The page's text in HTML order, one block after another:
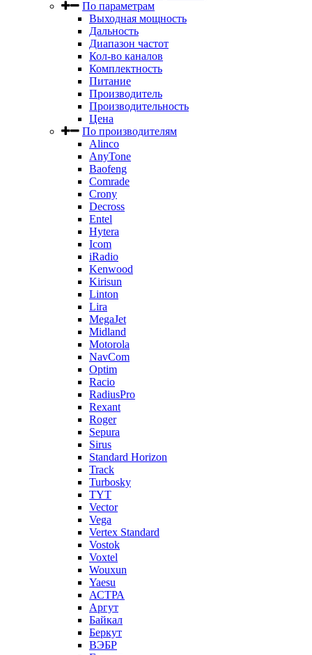
По параметрам
Выходная мощность
Дальность
Диапазон частот
Кол-во каналов
Комплектность
Питание
Производитель
Производительность
Цена
По производителям
Alinco
AnyTone
Baofeng
Comrade
Crony
Decross
Entel
Hytera
Icom
iRadio
Kenwood
Kirisun
Linton
Lira
MegaJet
Midland
Motorola
NavCom
Optim
Racio
RadiusPro
Rexant
Roger
Sepura
Sirus
Standard Horizon
Track
Turbosky
TYT
Vector
Vega
Vertex Standard
Vostok
Voxtel
Wouxun
Yaesu
АСТРА
Аргут
Байкал
Беркут
ВЭБР